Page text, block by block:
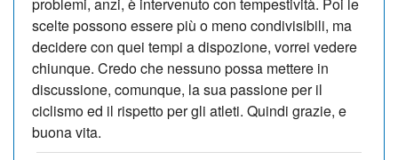
scelte possono essere più o meno condivisibili, ma
decidere con quei tempi a dispozione, vorrei vedere
chiunque. Credo che nessuno possa mettere in
discussione, comunque, la sua passione per il
ciclismo ed il rispetto per gli atleti. Quindi grazie, e
buona vita.